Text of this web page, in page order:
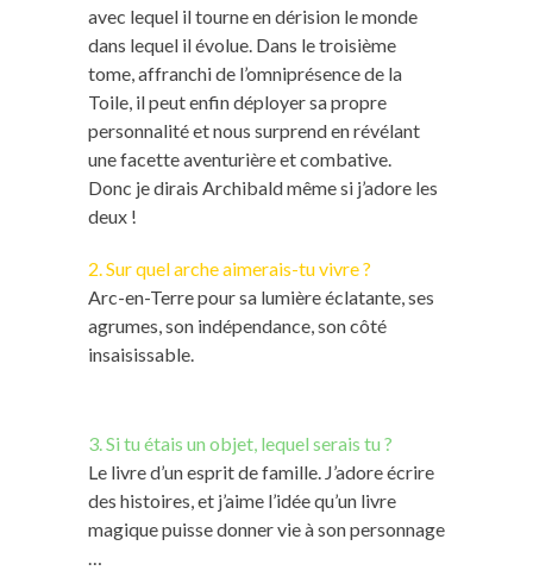
avec lequel il tourne en dérision le monde
dans lequel il évolue. Dans le troisième
tome, affranchi de l’omniprésence de la
Toile, il peut enfin déployer sa propre
personnalité et nous surprend en révélant
une facette aventurière et combative.
Donc je dirais Archibald même si j’adore les
deux !
2. Sur quel arche aimerais-tu vivre ?
Arc-en-Terre pour sa lumière éclatante, ses
agrumes, son indépendance, son côté
insaisissable.
3. Si tu étais un objet, lequel serais tu ?
Le livre d’un esprit de famille. J’adore écrire
des histoires, et j’aime l’idée qu’un livre
magique puisse donner vie à son personnage
…